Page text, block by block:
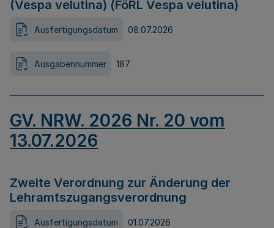
(Vespa velutina) (FöRL Vespa velutina)
Ausfertigungsdatum 08.07.2026
Ausgabennummer 187
GV. NRW. 2026 Nr. 20 vom
13.07.2026
Zweite Verordnung zur Änderung der
Lehramtszugangsverordnung
Ausfertigungsdatum 01.07.2026